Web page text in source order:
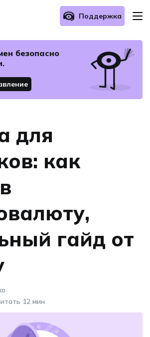
Поддержка
осуществить обмен?
Связаться с нами
безопасно
для
как
гайд от
12 мин